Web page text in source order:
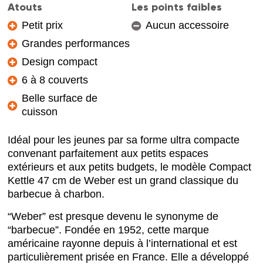
Atouts
Petit prix
Grandes performances
Design compact
6 à 8 couverts
Belle surface de
cuisson
Les points faibles
Aucun accessoire
Idéal pour les jeunes par sa forme ultra compacte
convenant parfaitement aux petits espaces
extérieurs et aux petits budgets, le modèle Compact
Kettle 47 cm de Weber est un grand classique du
barbecue à charbon.
“Weber” est presque devenu le synonyme de
“barbecue”. Fondée en 1952, cette marque
américaine rayonne depuis à l’international et est
particulièrement prisée en France. Elle a développé